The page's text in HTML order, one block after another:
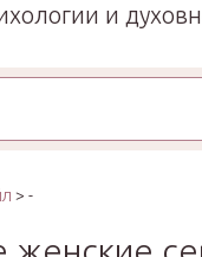
и
> -